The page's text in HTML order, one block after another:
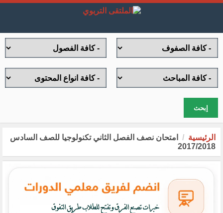
إبحث
الرئيسية
امتحان نصف الفصل الثاني تكنولوجيا للصف السادس
2017/2018